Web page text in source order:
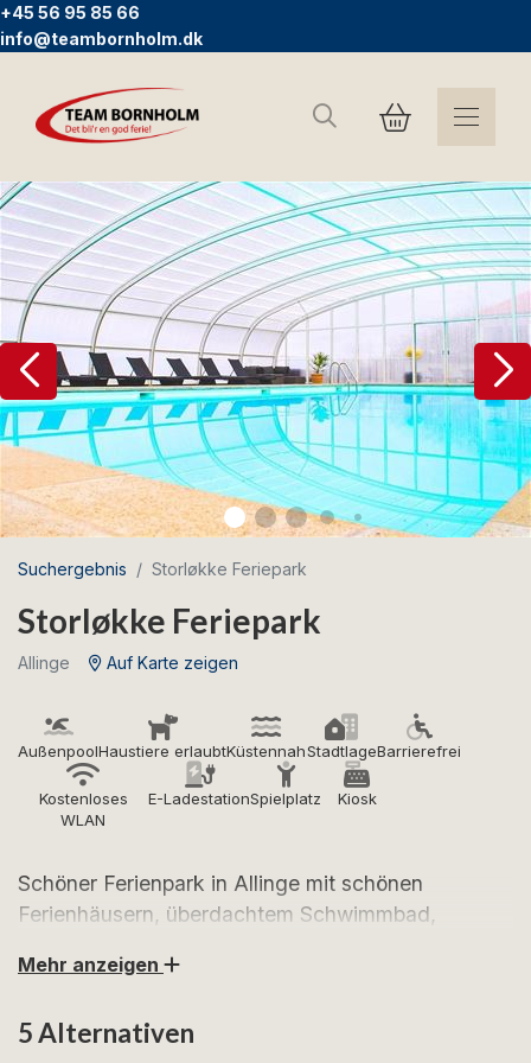
+45 56 95 85 66
info@teambornholm.dk
Suchen
Suchergebnis Storløkke Feriepark
Storløkke Feriepark
Allinge Auf Karte zeigen
AußenpoolHaustiere erlaubtKüstennahStadtlageBarrierefrei
Kostenloses
WLAN
E-LadestationSpielplatz Kiosk
Schöner Ferienpark in Allinge mit schönen
Ferienhäusern, überdachtem Schwimmbad,
Spielplatz. Ein Resort mit vielen Stammgästen.
Storløkke, das in ruhiger Umgebung in Allinge liegt, ist
Mehr anzeigen
5 Alternativen